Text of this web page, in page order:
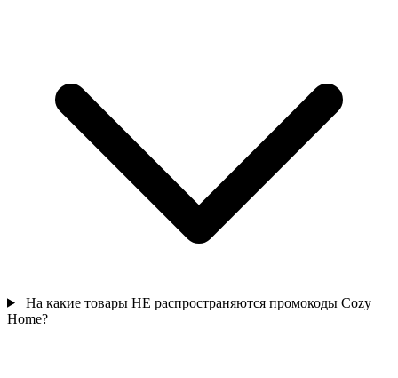
На какие товары НЕ распространяются промокоды Cozy
Home?